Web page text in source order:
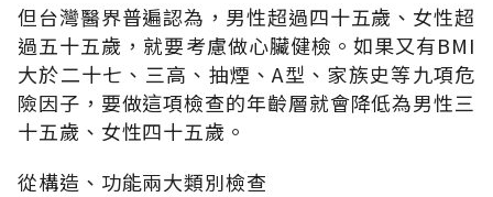
但台灣醫界普遍認為，男性超過四十五歲、女性超
過五十五歲，就要考慮做心臟健檢。如果又有BMI
大於二十七、三高、抽煙、A型、家族史等九項危
險因子，要做這項檢查的年齡層就會降低為男性三
十五歲、女性四十五歲。
從構造、功能兩大類別檢查